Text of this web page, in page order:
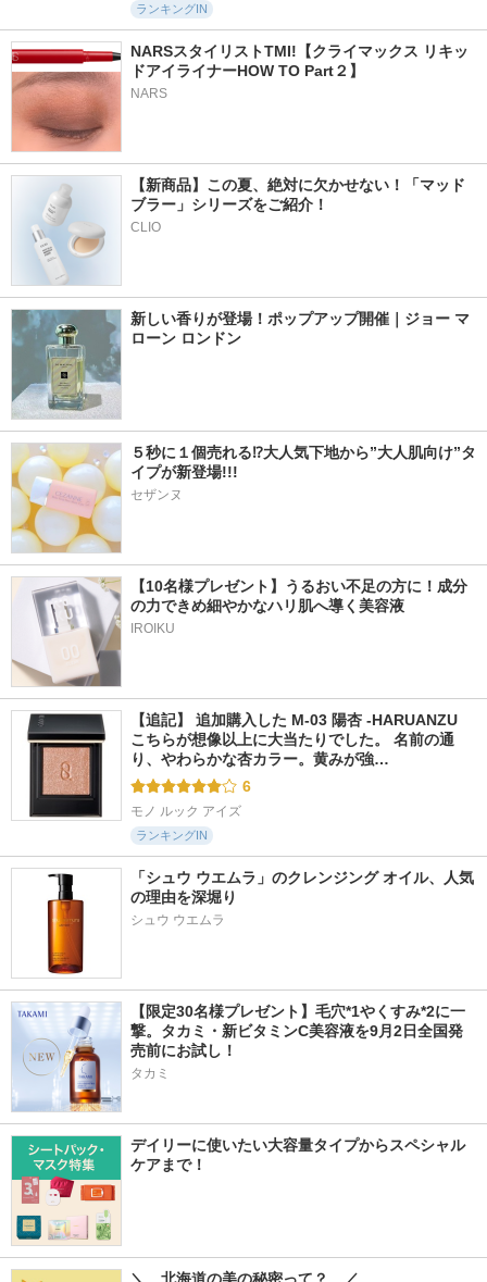
ランキングIN
NARSスタイリストTMI!【クライマックス リキッ
ドアイライナーHOW TO Part２】
NARS
【新商品】この夏、絶対に欠かせない！「マッド
ブラー」シリーズをご紹介！
CLIO
新しい香りが登場！ポップアップ開催｜ジョー マ
ローン ロンドン
５秒に１個売れる⁉大人気下地から”大人肌向け”タ
イプが新登場!!!
セザンヌ
【10名様プレゼント】うるおい不足の方に！成分
の力できめ細やかなハリ肌へ導く美容液
IROIKU
【追記】 追加購入した M-03 陽杏 -HARUANZU
こちらが想像以上に大当たりでした。 名前の通
り、やわらかな杏カラー。黄みが強…
6
モノ ルック アイズ
ランキングIN
「シュウ ウエムラ」のクレンジング オイル、人気
の理由を深堀り
シュウ ウエムラ
【限定30名様プレゼント】毛穴*1やくすみ*2に一
撃。タカミ・新ビタミンC美容液を9月2日全国発
売前にお試し！
タカミ
デイリーに使いたい大容量タイプからスペシャル
ケアまで！
＼　北海道の美の秘密って？　／